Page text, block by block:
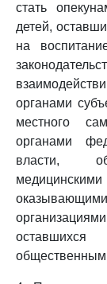
стать
детей,
на
органами
местного
органами
власти,